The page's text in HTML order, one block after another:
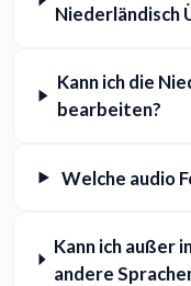
Niederländisch
Kann ich die
bearbeiten?
Welche audio
Kann ich außer
andere